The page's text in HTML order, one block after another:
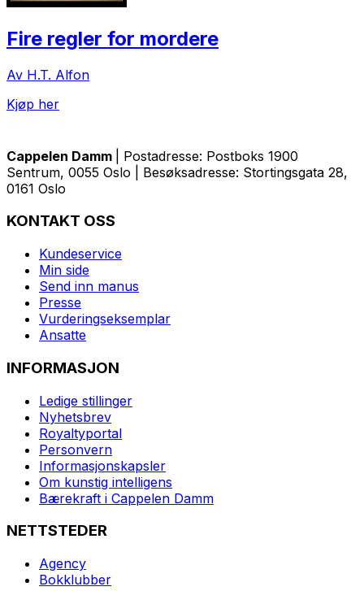
Fire regler for mordere
Av H.T. Alfon
Kjøp her
Cappelen Damm
| Postadresse: Postboks 1900
Sentrum, 0055 Oslo | Besøksadresse: Stortingsgata 28,
0161 Oslo
KONTAKT OSS
Kundeservice
Min side
Send inn manus
Presse
Vurderingseksemplar
Ansatte
INFORMASJON
Ledige stillinger
Nyhetsbrev
Royaltyportal
Personvern
Informasjonskapsler
Om kunstig intelligens
Bærekraft i Cappelen Damm
NETTSTEDER
Agency
Bokklubber